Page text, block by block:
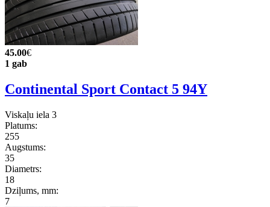
45.00€
1 gab
Continental Sport Contact 5 94Y
Viskaļu iela 3
Platums:
255
Augstums:
35
Diametrs:
18
Dziļums, mm:
7